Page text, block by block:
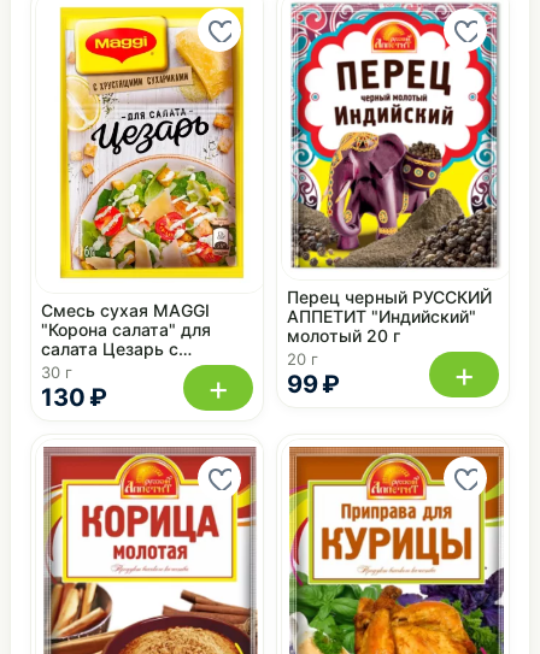
130 ₽
Смесь сухая MAGGI
"Корона салата" для
салата Цезарь с
сухариками 30 г
30 г + 99 ₽
Перец черный РУССКИЙ
АППЕТИТ "Индийский"
молотый 20 г
20 г +